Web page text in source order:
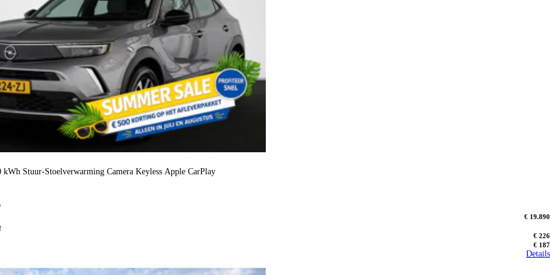
Stuur-Stoelverwarming Camera Keyless Apple CarPlay
€ 19.890
€ 226
€ 187
Details